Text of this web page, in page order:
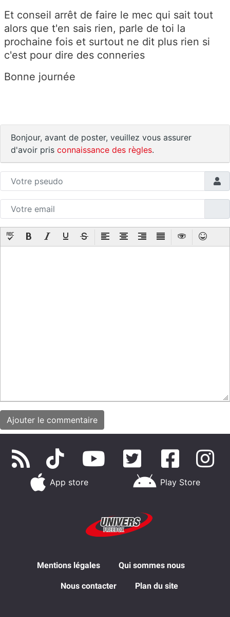
Et conseil arrêt de faire le mec qui sait tout
alors que t'en sais rien, parle de toi la
prochaine fois et surtout ne dit plus rien si
c'est pour dire des conneries
Bonne journée
Bonjour, avant de poster, veuillez vous assurer
d'avoir pris connaissance des règles.
App store Play Store
Mentions légales Qui sommes nous
Nous contacter Plan du site